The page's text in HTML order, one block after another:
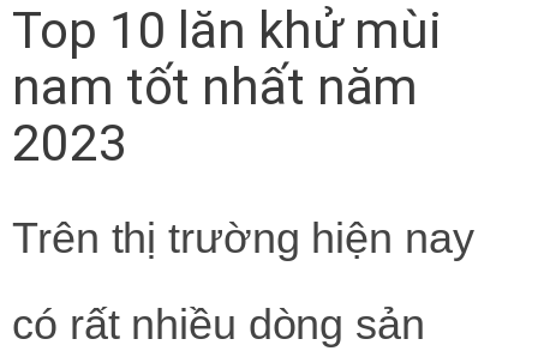
Top 10 lăn khử mùi
nam tốt nhất năm
2023
Trên thị trường hiện nay
có rất nhiều dòng sản